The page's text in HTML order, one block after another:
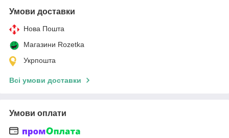
Умови доставки
Нова Пошта
Магазини Rozetka
Укрпошта
Всі умови доставки
Умови оплати